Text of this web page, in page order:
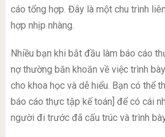
cáo tổng hợp. Đây là một chu trình
hợp nhịp nhàng.
Nhiều bạn khi bắt đầu làm báo cáo
nợ thường băn khoăn về việc trình
cho khoa học và dễ hiểu. Bạn có thể
báo cáo thực tập kế toán] để có cái
người đi trước đã cấu trúc và trình